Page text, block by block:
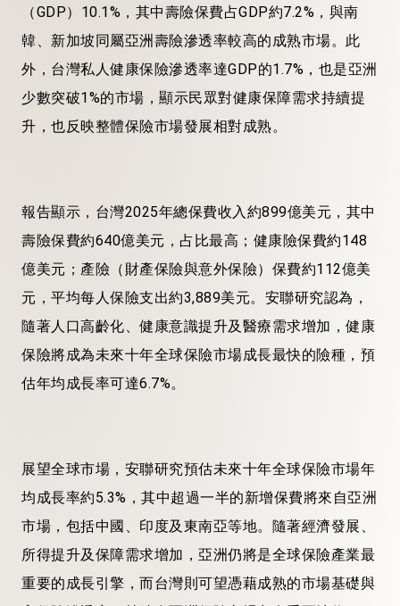
（GDP）10.1%，其中壽險保費占GDP約7.2%，與南
韓、新加坡同屬亞洲壽險滲透率較高的成熟市場。此
外，台灣私人健康保險滲透率達GDP的1.7%，也是亞洲
少數突破1%的市場，顯示民眾對健康保障需求持續提
升，也反映整體保險市場發展相對成熟。
報告顯示，台灣2025年總保費收入約899億美元，其中
壽險保費約640億美元，占比最高；健康險保費約148
億美元；產險（財產保險與意外保險）保費約112億美
元，平均每人保險支出約3,889美元。安聯研究認為，
隨著人口高齡化、健康意識提升及醫療需求增加，健康
保險將成為未來十年全球保險市場成長最快的險種，預
估年均成長率可達6.7%。
展望全球市場，安聯研究預估未來十年全球保險市場年
均成長率約5.3%，其中超過一半的新增保費將來自亞洲
市場，包括中國、印度及東南亞等地。隨著經濟發展、
所得提升及保障需求增加，亞洲仍將是全球保險產業最
重要的成長引擎，而台灣則可望憑藉成熟的市場基礎與